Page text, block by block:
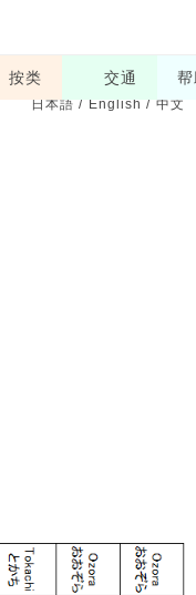
按类 交通
日本語/English/中文